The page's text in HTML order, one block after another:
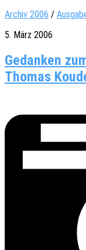
Archiv 2006 /
5. März 2006
Gedanken
Thomas